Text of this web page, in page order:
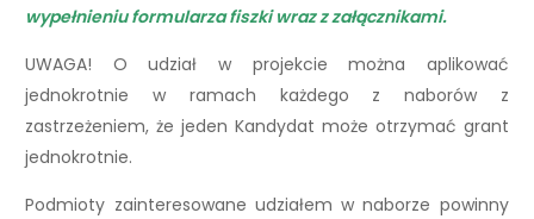
wypełnieniu formularza fiszki wraz z załącznikami.
UWAGA! O udział w projekcie można aplikować
jednokrotnie w ramach każdego z naborów z
zastrzeżeniem, że jeden Kandydat może otrzymać grant
jednokrotnie.
Podmioty zainteresowane udziałem w naborze powinny